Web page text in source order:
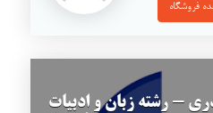
فروشگاه
- رشته زبان و ادبیات